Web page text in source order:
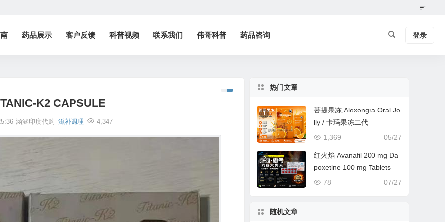
药品展示 客户反馈 科普视频 联系我们 伟哥科普 药品咨询 登录
K2 CAPSULE
涵涵印度代购 滋补调理 4,347
热门文章
1
菩提果冻,Alexengra Oral Je
lly / 卡玛果冻二代
05/27
1,369
2
红火焰 Avanafil 200 mg Da
poxetine 100 mg Tablets
07/27
78
随机文章